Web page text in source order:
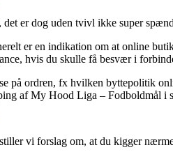
det er dog uden tvivl ikke super
er en indikation om at online
hvis du skulle få besvær i
ordren, fx hvilken byttepolitik
af My Hood Liga – Fodboldmål
vi forslag om, at du kigger